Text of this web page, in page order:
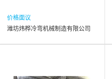
价格面议
潍坊炜桦冷弯机械制造有限公司